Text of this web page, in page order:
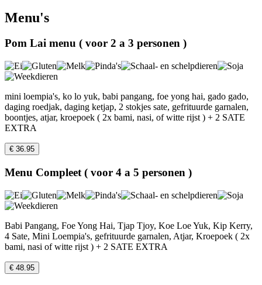
Menu's
Pom Lai menu ( voor 2 a 3 personen )
mini loempia's, ko lo yuk, babi pangang, foe yong hai, gado gado,
daging roedjak, daging ketjap, 2 stokjes sate, gefrituurde garnalen,
boontjes, atjar, kroepoek ( 2x bami, nasi, of witte rijst ) + 2 SATE
EXTRA
€ 36.95
Menu Compleet ( voor 4 a 5 personen )
Babi Pangang, Foe Yong Hai, Tjap Tjoy, Koe Loe Yuk, Kip Kerry,
4 Sate, Mini Loempia's, gefrituurde garnalen, Atjar, Kroepoek ( 2x
bami, nasi of witte rijst ) + 2 SATE EXTRA
€ 48.95